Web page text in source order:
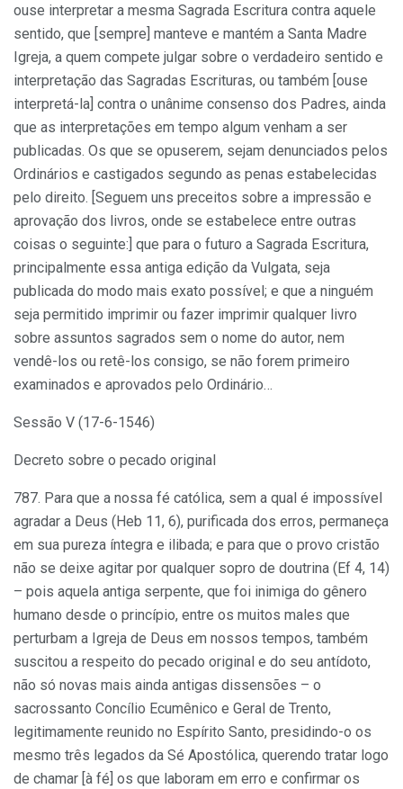
ouse interpretar a mesma Sagrada Escritura contra aquele
sentido, que [sempre] manteve e mantém a Santa Madre
Igreja, a quem compete julgar sobre o verdadeiro sentido e
interpretação das Sagradas Escrituras, ou também [ouse
interpretá-la] contra o unânime consenso dos Padres, ainda
que as interpretações em tempo algum venham a ser
publicadas. Os que se opuserem, sejam denunciados pelos
Ordinários e castigados segundo as penas estabelecidas
pelo direito. [Seguem uns preceitos sobre a impressão e
aprovação dos livros, onde se estabelece entre outras
coisas o seguinte:] que para o futuro a Sagrada Escritura,
principalmente essa antiga edição da Vulgata, seja
publicada do modo mais exato possível; e que a ninguém
seja permitido imprimir ou fazer imprimir qualquer livro
sobre assuntos sagrados sem o nome do autor, nem
vendê-los ou retê-los consigo, se não forem primeiro
examinados e aprovados pelo Ordinário…
Sessão V (17-6-1546)
Decreto sobre o pecado original
787. Para que a nossa fé católica, sem a qual é impossível
agradar a Deus (Heb 11, 6), purificada dos erros, permaneça
em sua pureza íntegra e ilibada; e para que o provo cristão
não se deixe agitar por qualquer sopro de doutrina (Ef 4, 14)
– pois aquela antiga serpente, que foi inimiga do gênero
humano desde o princípio, entre os muitos males que
perturbam a Igreja de Deus em nossos tempos, também
suscitou a respeito do pecado original e do seu antídoto,
não só novas mais ainda antigas dissensões – o
sacrossanto Concílio Ecumênico e Geral de Trento,
legitimamente reunido no Espírito Santo, presidindo-o os
mesmo três legados da Sé Apostólica, querendo tratar logo
de chamar [à fé] os que laboram em erro e confirmar os